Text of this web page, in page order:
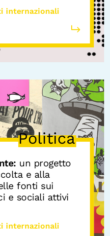
internazionali
Politica
un progetto
e alla
fonti sui
e sociali attivi
internazionali